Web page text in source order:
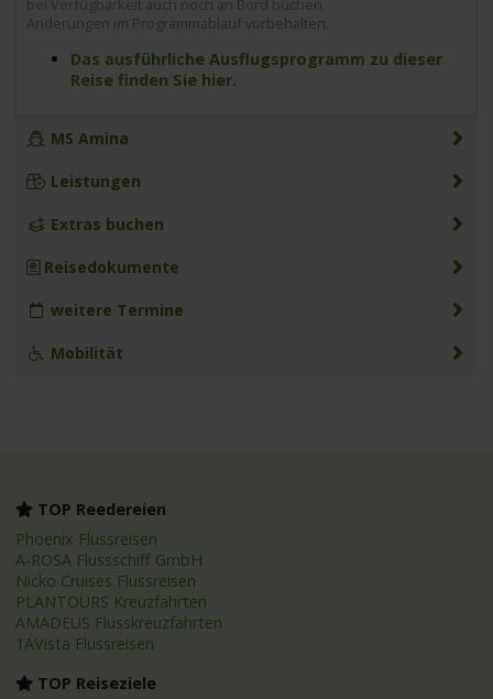
bei Verfügbarkeit auch noch an Bord buchen.
Änderungen im Programmablauf vorbehalten.
Das ausführliche Ausflugsprogramm zu dieser
Reise finden Sie hier.
MS Amina
Leistungen
Extras buchen
Reisedokumente
weitere Termine
Mobilität
TOP Reedereien
Phoenix Flussreisen
A-ROSA Flussschiff GmbH
Nicko Cruises Flussreisen
PLANTOURS Kreuzfahrten
AMADEUS Flusskreuzfahrten
1AVista Flussreisen
TOP Reiseziele